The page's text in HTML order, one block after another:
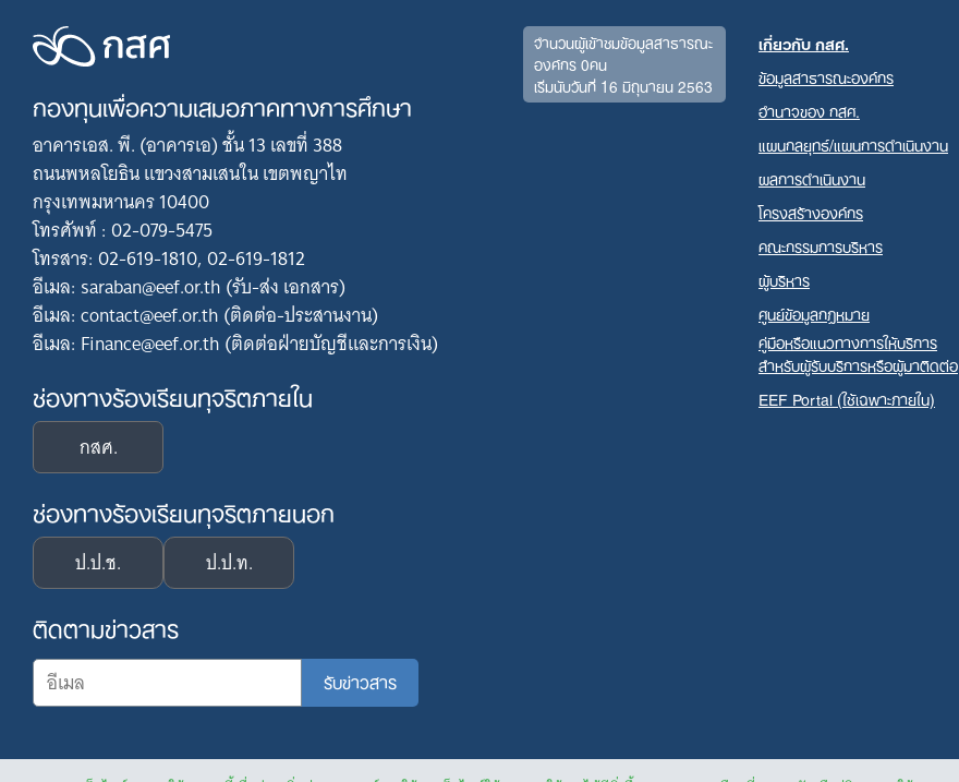
Search
กองทุนเพื่อความเสมอภาคทางการศึกษา
อาคารเอส. พี. (อาคารเอ) ชั้น 13 เลขที่ 388
ถนนพหลโยธิน แขวงสามเสนใน เขตพญาไท
กรุงเทพมหานคร 10400
โทรศัพท์ : 02-079-5475
โทรสาร: 02-619-1810, 02-619-1812
อีเมล: saraban@eef.or.th (รับ-ส่ง เอกสาร)
อีเมล: contact@eef.or.th (ติดต่อ-ประสานงาน)
อีเมล: Finance@eef.or.th (ติดต่อฝ่ายบัญชีและการเงิน)
ช่องทางร้องเรียนทุจริตภายใน
กสศ.
ช่องทางร้องเรียนทุจริตภายนอก
ป.ป.ช. ป.ป.ท.
ติดตามข่าวสาร
จำนวนผู้เข้าชมข้อมูลสาธารณะ
องค์กร 0คน
เริ่มนับวันที่ 16 มิถุนายน 2563
เกี่ยวกับ กสศ.
ข้อมูลสาธารณะองค์กร
อำนาจของ กสศ.
แผนกลยุทธ์/แผนการดำเนินงาน
ผลการดำเนินงาน
โครงสร้างองค์กร
คณะกรรมการบริหาร
ผู้บริหาร
ศูนย์ข้อมูลกฎหมาย
คู่มือหรือแนวทางการให้บริการ
สำหรับผู้รับบริการหรือผู้มาติดต่อ
EEF Portal (ใช้เฉพาะภายใน)